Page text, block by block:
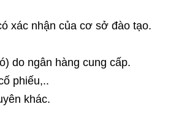
xác nhận của cơ sở đào tạo.
do ngân hàng cung cấp.
phiếu,..
khác.